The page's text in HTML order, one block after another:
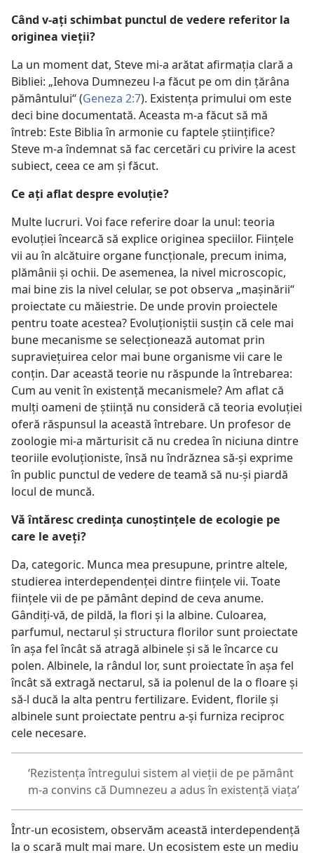
Când v-aţi schimbat punctul de vedere referitor la
originea vieţii?
La un moment dat, Steve mi-a arătat afirmaţia clară a
Bibliei: „Iehova Dumnezeu l-a făcut pe om din ţărâna
pământului“ (Geneza 2:7). Existenţa primului om este
deci bine documentată. Aceasta m-a făcut să mă
întreb: Este Biblia în armonie cu faptele ştiinţifice?
Steve m-a îndemnat să fac cercetări cu privire la acest
subiect, ceea ce am şi făcut.
Ce aţi aflat despre evoluţie?
Multe lucruri. Voi face referire doar la unul: teoria
evoluţiei încearcă să explice originea speciilor. Fiinţele
vii au în alcătuire organe funcţionale, precum inima,
plămânii şi ochii. De asemenea, la nivel microscopic,
mai bine zis la nivel celular, se pot observa „maşinării“
proiectate cu măiestrie. De unde provin proiectele
pentru toate acestea? Evoluţioniştii susţin că cele mai
bune mecanisme se selecţionează automat prin
supravieţuirea celor mai bune organisme vii care le
conţin. Dar această teorie nu răspunde la întrebarea:
Cum au venit în existenţă mecanismele? Am aflat că
mulţi oameni de ştiinţă nu consideră că teoria evoluţiei
oferă răspunsul la această întrebare. Un profesor de
zoologie mi-a mărturisit că nu credea în niciuna dintre
teoriile evoluţioniste, însă nu îndrăznea să-şi exprime
în public punctul de vedere de teamă să nu-şi piardă
locul de muncă.
Vă întăresc credinţa cunoştinţele de ecologie pe
care le aveţi?
Da, categoric. Munca mea presupune, printre altele,
studierea interdependenţei dintre fiinţele vii. Toate
fiinţele vii de pe pământ depind de ceva anume.
Gândiţi-vă, de pildă, la flori şi la albine. Culoarea,
parfumul, nectarul şi structura florilor sunt proiectate
în aşa fel încât să atragă albinele şi să le încarce cu
polen. Albinele, la rândul lor, sunt proiectate în aşa fel
încât să extragă nectarul, să ia polenul de la o floare şi
să-l ducă la alta pentru fertilizare. Evident, florile şi
albinele sunt proiectate pentru a-şi furniza reciproc
cele necesare.
‘Rezistenţa întregului sistem al vieţii de pe pământ
m-a convins că Dumnezeu a adus în existenţă viaţa’
Într-un ecosistem, observăm această interdependenţă
la o scară mult mai mare. Un ecosistem este un mediu